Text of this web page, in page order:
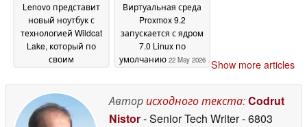
Lenovo представит
новый ноутбук с
технологией Wildcat
Lake, который по
своим
Neo 23 May 2026
Виртуальная среда
Proxmox 9.2
запускается с ядром
7.0 Linux по
умолчанию 22 May 2026 Show more articles
Авторисходного текста:Codrut
Nistor- Senior Tech Writer- 6803